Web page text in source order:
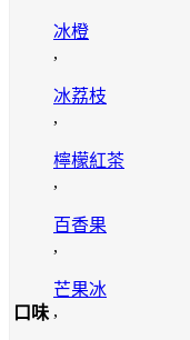
口味
冰橙
,
冰荔枝
,
檸檬紅茶
,
百香果
,
芒果冰
,